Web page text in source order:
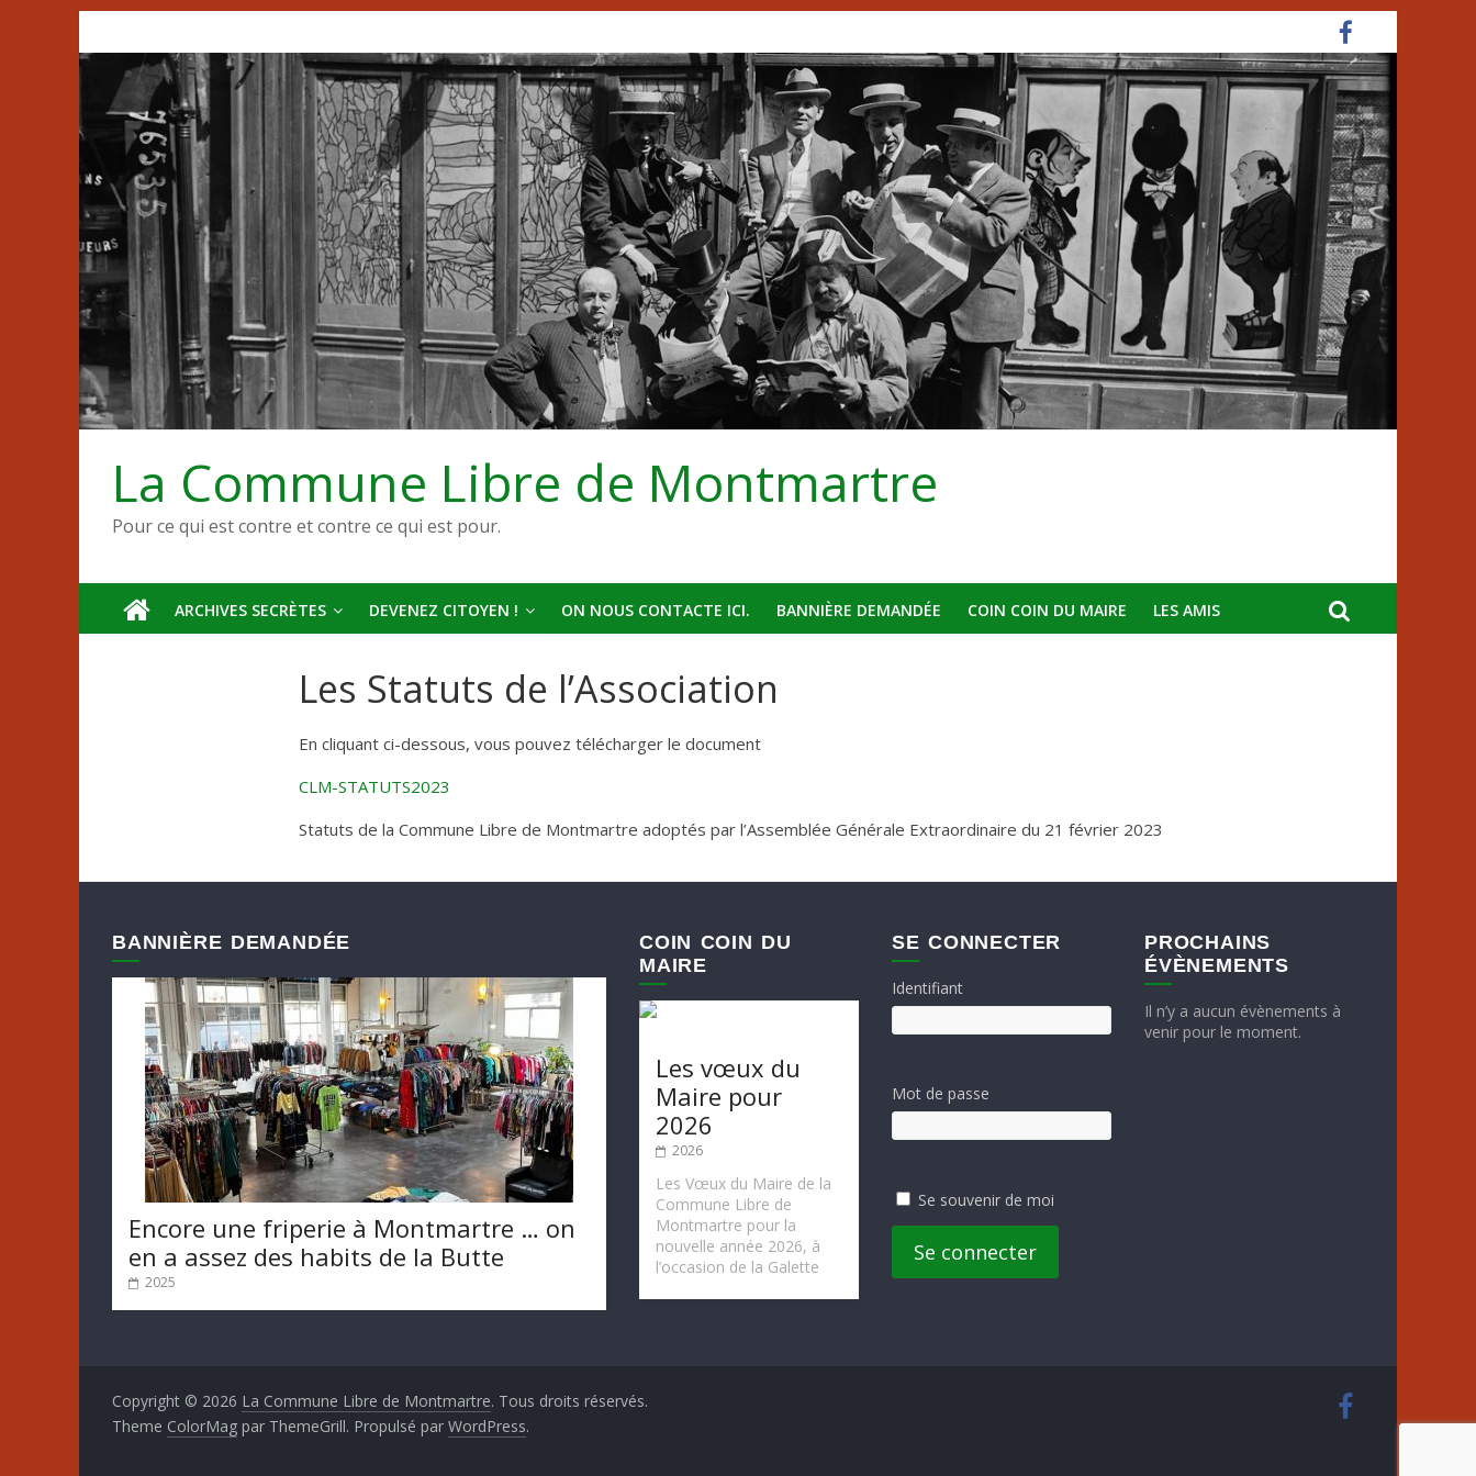
au
contenu
La Commune Libre de Montmartre
Pour ce qui est contre et contre ce qui est pour.
ARCHIVES SECRÈTES DEVENEZ CITOYEN ! ON NOUS CONTACTE ICI. BANNIÈRE DEMANDÉE COIN COIN DU MAIRE LES AMIS
Les Statuts de l’Association
En cliquant ci-dessous, vous pouvez télécharger le document
CLM-STATUTS2023
Statuts de la Commune Libre de Montmartre adoptés par l’Assemblée Générale Extraordinaire du 21 février 2023
BANNIÈRE DEMANDÉE
Encore une friperie à Montmartre … on
en a assez des habits de la Butte
2025
COIN COIN DU
MAIRE
Les vœux du
Maire pour
2026
2026
Les Vœux du Maire de la
Commune Libre de
Montmartre pour la
nouvelle année 2026, à
l’occasion de la Galette
SE CONNECTER
Identifiant
Mot de passe
Se souvenir de moi
Se connecter
PROCHAINS
ÉVÈNEMENTS
Il n’y a aucun évènements à
venir pour le moment.
Copyright © 2026 La Commune Libre de Montmartre. Tous droits réservés.
Theme ColorMag par ThemeGrill. Propulsé par WordPress.